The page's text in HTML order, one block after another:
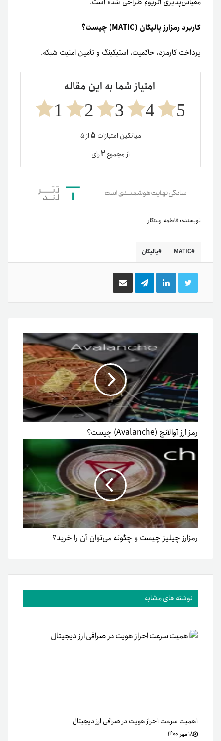
مقیاس‌پذیری اتریوم طراحی شده است.
کاربرد رمزارز پالیگان (MATIC) چیست؟
پرداخت کارمزد، حاکمیت، استیکینگ و تأمین امنیت شبکه.
امتیاز شما به این مقاله
5
4
3
2
1
میانگین امتیازات ۵از ۵
از مجموع۲رای
نویسنده: فاطمه رستگار
MATIC پالیگان
توییتر لینکدینتلگرام اشتراک
گذاری
ایمیل
رمز ارز آوالانچ (Avalanche) چیست؟
رمزارز چیلیز چیست و چگونه می‌توان آن را خرید؟
نوشته های مشابه
اهمیت سرعت احراز هویت در صرافی‌ ارز دیجیتال
۱۸ مهر ۱۴۰۰